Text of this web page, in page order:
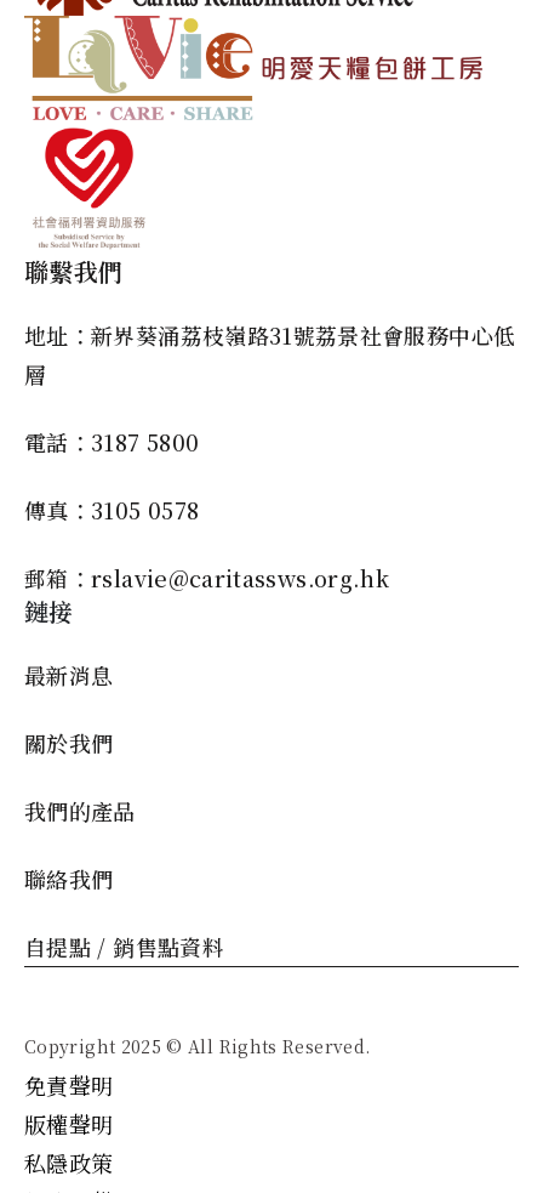
聯繫我們
地址：新界葵涌荔枝嶺路31號荔景社會服務中心低
層
電話：3187 5800
傳真：3105 0578
郵箱：rslavie@caritassws.org.hk
鏈接
最新消息
關於我們
我們的產品
聯絡我們
自提點 / 銷售點資料
Copyright 2025 © All Rights Reserved.
免責聲明
版權聲明
私隱政策